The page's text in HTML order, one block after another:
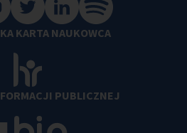
KARTA NAUKOWCA
PUBLICZNEJ